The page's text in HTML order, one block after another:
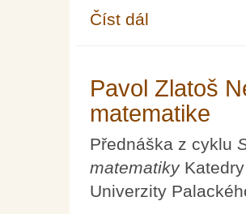
Číst dál
Pavol Zlatoš
matematike
Přednáška z cyklu
matematikyKatedry
Univerzity